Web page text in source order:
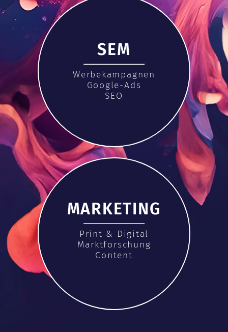
SEM
Werbekampagnen
Google-Ads
SEO
MARKETING
Print & Digital
Marktforschung
Content